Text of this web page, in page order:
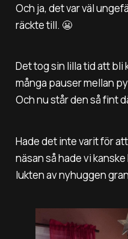
Och ja, det var väl
räckte till. 😬
Det tog sin lilla tid att bli
många pauser mellan
Och nu står den så fint
Hade det inte varit för
näsan så hade vi
lukten av nyhuggen